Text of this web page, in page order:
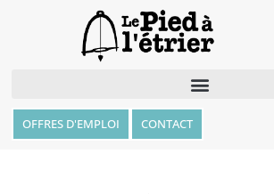
OFFRES D'EMPLOI CONTACT